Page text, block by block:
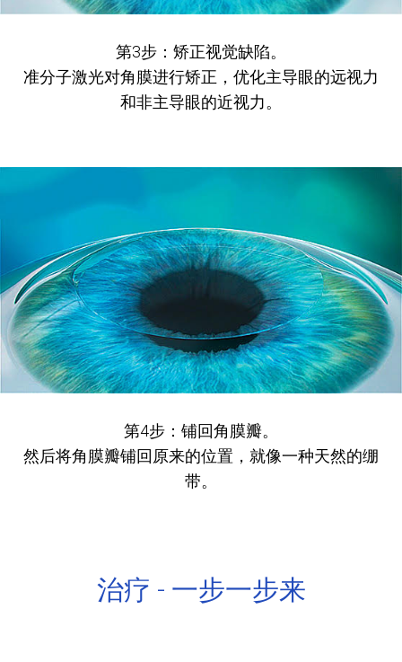
第3步：矫正视觉缺陷。
准分子激光对角膜进行矫正，优化主导眼的远视力
和非主导眼的近视力。
第4步：铺回角膜瓣。
然后将角膜瓣铺回原来的位置，就像一种天然的绷
带。
治疗 - 一步一步来